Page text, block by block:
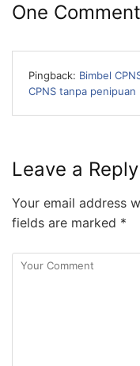
One Comment
Pingback: Bimbel
CPNS tanpa penipuan
Leave a Reply
Your email address
fields are marked *